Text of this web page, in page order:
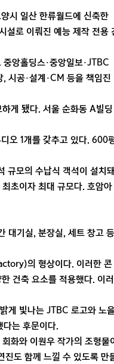
시 일산 한류월드에 신축한
설로 이뤄진 예능 제작 전용
앙홀딩스·중앙일보·JTBC
시공·설계·CM 등을 책임진
게 됐다. 서울 순화동 A빌딩
오 1개를 갖추고 있다. 600
규모의 수납식 객석이 설치돼
초이자 최대 규모다. 호암아
대기실, 분장실, 세트 창고 등
의 형상이다. 이러한 콘
건축 요소를 적용했다. 이러
게 빛나는 JTBC 로고와 노
다는 후문이다.
화와 이원우 작가의 조형물
진도 함께 느낄 수 있도록 만